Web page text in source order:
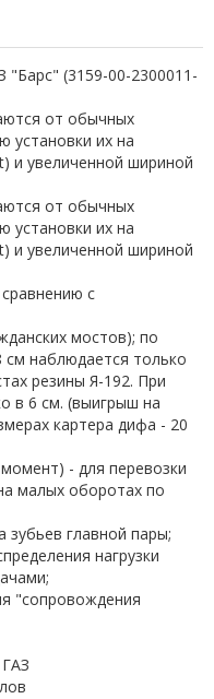
"Барс" (3159-00-2300011-
от обычных
установки их на
и увеличенной шириной
от обычных
установки их на
и увеличенной шириной
с
мостов); по
наблюдается только
резины Я-192. При
в 6 см. (выигрыш на
картера дифа - 20
- для перевозки
малых оборотах по
зубьев главной пары;
нагрузки
"сопровождения